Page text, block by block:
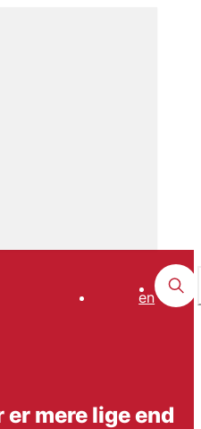
en
mere lige end